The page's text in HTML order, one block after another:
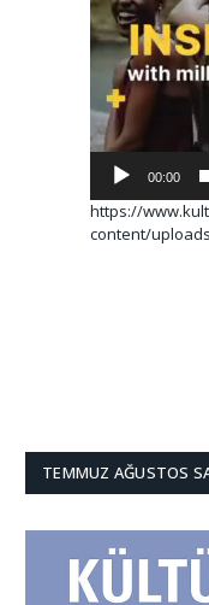
00:00
https://
content/
TEMMUZ AĞUSTOS